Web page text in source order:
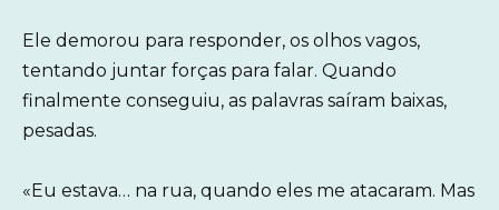
Ele demorou para responder, os olhos vagos,
tentando juntar forças para falar. Quando
finalmente conseguiu, as palavras saíram baixas,
pesadas.
«Eu estava… na rua, quando eles me atacaram. Mas